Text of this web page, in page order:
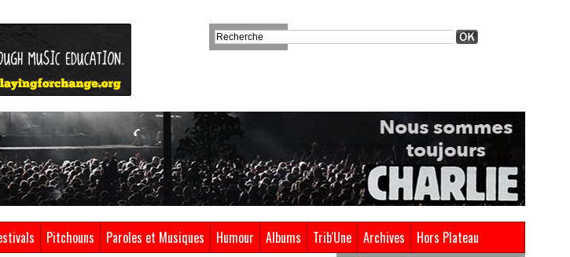
Pitchouns Paroles et Musiques Humour Albums Trib'Une Archives Hors Plateau